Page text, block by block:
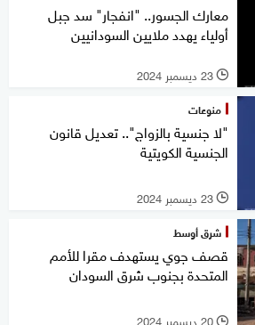
معارك الجسور.. "انفجار" سد جبل
أولياء يهدد ملايين السودانيين
l 23 ديسمبر 2024
منوعات
"لا جنسية بالزواج".. تعديل قانون
الجنسية الكويتية
l 23 ديسمبر 2024
شرق أوسط
قصف جوي يستهدف مقرا للأمم
المتحدة بجنوب شرق السودان
l 20 ديسمبر 2024